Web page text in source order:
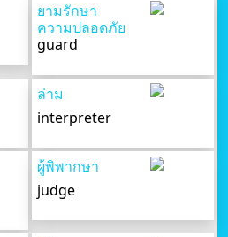
ยามรักษา
ความปลอดภัย
guard
ล่าม
interpreter
ผู้พิพากษา
judge